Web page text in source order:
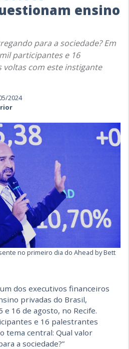
ensino
para a sociedade? Em
participantes e 16
com este instigante
2024
no primeiro dia do Ahead by Bett
dos executivos financeiros
privadas do Brasil,
e 16 de agosto, no Recife.
e 16 palestrantes
tema central: Qual valor
a sociedade?”